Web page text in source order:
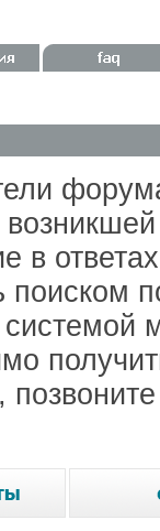
в
поиском